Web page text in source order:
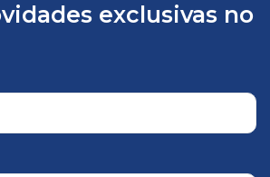
exclusivas no